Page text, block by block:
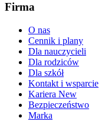
Firma
O nas
Cennik i plany
Dla nauczycieli
Dla rodziców
Dla szkół
Kontakt i wsparcie
Kariera New
Bezpieczeństwo
Marka